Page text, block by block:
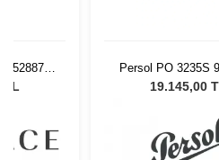
552887 -
TL
Persol PO 3235S
Unisex Güneş
19.145,00